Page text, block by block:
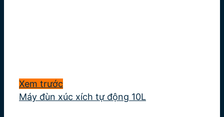
Xem trước
Máy đùn xúc xích tự động 10L